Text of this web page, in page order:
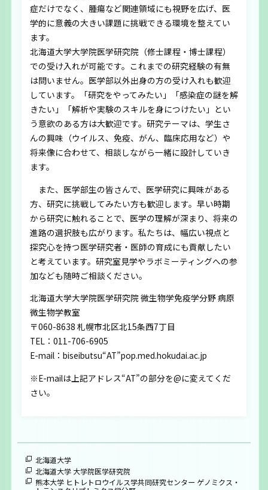
症だけでなく、腫瘍など関連領域にも視野を広げ、医
学的に意義の大きい課題に挑戦できる環境を整えてい
ます。
北海道大学大学院医学研究院（修士課程・博士課程）
での受け入れが可能です。これまでの研究経験の有無
は問いません。医学部以外出身の方の受け入れも歓迎
しています。「研究をやってみたい」「感染症の謎を解
きたい」「解析や実験のスキルを身につけたい」とい
う意欲のある方は大歓迎です。研究テーマは、学生さ
んの興味（ウイルス、免疫、がん、臨床応用など）や
将来像に合わせて、相談しながら一緒に設計していき
ます。
また、医学部生の皆さんで、医学研究に興味がある
方、研究に挑戦してみたい方も歓迎します。早い時期
から研究に触れることで、医学の理解が深まり、将来の
進路の選択肢も広がります。私たちは、幅広い視点と
探究心を持つ医学研究者・医師の育成にも貢献したい
と考えています。研究室見学やラボミーティングへの参
加なども随時ご相談ください。
北海道大学大学院医学研究院 微生物学免疫学分野 病原
微生物学教室
〒060-8638 札幌市北区北15条西7丁目
TEL：011-706-6905
E-mail：biseibutsu“AT”pop.med.hokudai.ac.jp
※E-mailは上記アドレス“AT”の部分を@に変えてくだ
さい。
北海道大学
北海道大学 大学院医学研究院
熊本大学 ヒトレトロウイルス学共同研究センター ゲノミクス・
ENGLISH